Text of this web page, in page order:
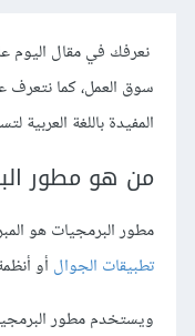
سوق العمل، كما نتعرف
المفيدة باللغة
من هو مطور
مطور البرمجيات هو
تطبيقات الجوال أو
ويستخدم مطور